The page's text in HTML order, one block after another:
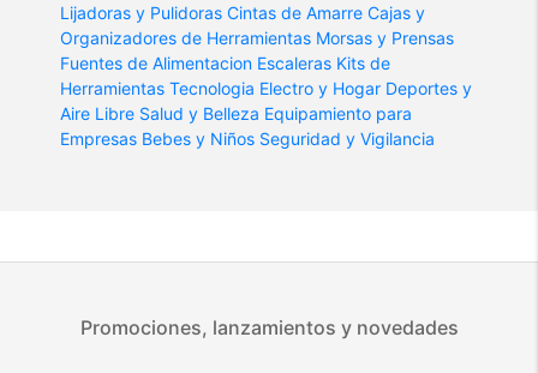
Lijadoras y Pulidoras Cintas de Amarre Cajas y
Organizadores de Herramientas Morsas y Prensas
Fuentes de Alimentacion Escaleras Kits de
Herramientas Tecnologia Electro y Hogar Deportes y
Aire Libre Salud y Belleza Equipamiento para
Empresas Bebes y Niños Seguridad y Vigilancia
Promociones, lanzamientos y novedades